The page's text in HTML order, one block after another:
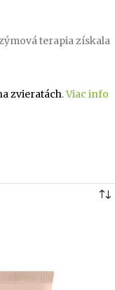
terapia získala
zvieratách.Viac info